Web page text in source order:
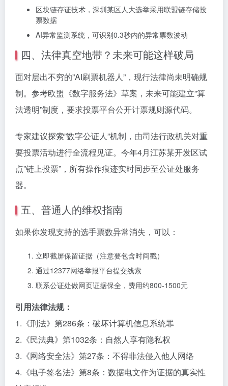
区块链存证技术，深圳某区人大选举采用联盟链存储投
票数据
AI异常监测系统，可识别0.3秒内的异常票数波动
四、法律真空地带？未来可能这样破局
面对层出不穷的”AI刷票机器人”，现行法律尚未明确规
制。参考欧盟《数字服务法》草案，未来可能建立”算
法透明”制度，要求投票平台公开计票规则源代码。
专家建议探索”数字公证人”机制，由司法行政机关对重
要投票活动进行全流程见证。今年4月江苏某开发区试
点”链上投票”，所有操作痕迹实时同步至公证处服务
器。
五、普通人的维权指南
如果你发现支持的选手票数异常消失，可以：
立即截屏保留证据（注意要包含时间戳）
通过12377网络举报平台提交线索
联系公证处做网页证据保全，费用约800-1500元
引用法律法规：
1.《刑法》第286条：破坏计算机信息系统罪
2.《民法典》第1032条：自然人享有隐私权
3.《网络安全法》第27条：不得非法侵入他人网络
4.《电子签名法》第8条：数据电文作为证据的真实性